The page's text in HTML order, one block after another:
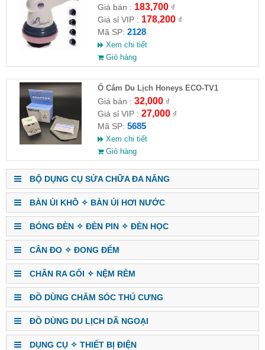
HĐ )
Giá bán : 183,700₫
Giá sỉ VIP : 178,200₫
Mã SP: 2128
Xem chi tiết
Giỏ hàng
Ổ Cắm Du Lịch Honeys ECO-TV1
Giá bán : 32,000₫
Giá sỉ VIP : 27,000₫
Mã SP: 5685
Xem chi tiết
Giỏ hàng
BỘ DỤNG CỤ SỬA CHỮA ĐA NĂNG
BÀN ỦI KHÔ ✧ BÀN ỦI HƠI NƯỚC
BÓNG ĐÈN ✧ ĐÈN PIN ✧ ĐÈN HỌC
CÂN ĐO ✧ ĐONG ĐẾM
CHĂN RA GỐI ✧ NỆM RÈM
ĐỒ DÙNG CHĂM SÓC THÚ CƯNG
ĐỒ DÙNG DU LỊCH DÃ NGOẠI
DỤNG CỤ ✧ THIẾT BỊ ĐIỆN